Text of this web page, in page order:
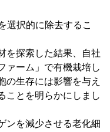
選択的に除去するこ
を探索した結果、自社
ァーム」で有機栽培し
の生存には影響を与え
ことを明らかにしまし
ンを減少させる老化細